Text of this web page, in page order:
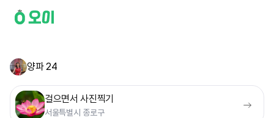
양파 24
걸으면서 사진찍기
서울특별시 종로구